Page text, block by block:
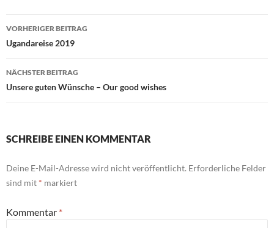
Beitragsnavigation
VORHERIGER BEITRAG
Ugandareise 2019
NÄCHSTER BEITRAG
Unsere guten Wünsche – Our good wishes
SCHREIBE EINEN KOMMENTAR
Deine E-Mail-Adresse wird nicht veröffentlicht. Erforderliche Felder
sind mit * markiert
Kommentar *